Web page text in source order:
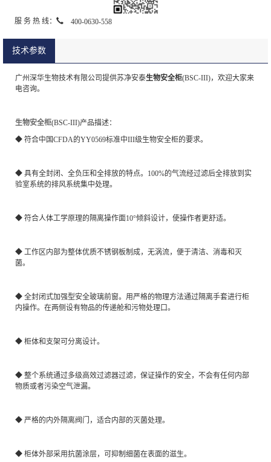
服 务 热 线： 400-0630-558
技术参数
广州深华生物技术有限公司提供苏净安泰生物安全柜(BSC-III)，欢迎大家来
电咨询。
生物安全柜(BSC-III)产品描述：
◆ 符合中国CFDA的YY0569标准中III级生物安全柜的要求。
◆ 具有全封闭、全负压和全排放的特点。100%的气流经过滤后全排放到实
验室系统的排风系统集中处理。
◆ 符合人体工学原理的隔离操作面10°倾斜设计，使操作者更舒适。
◆ 工作区内部为整体优质不锈钢板制成，无涡流，便于清洁、消毒和灭
菌。
◆ 全封闭式加强型安全玻璃前窗。用严格的物理方法通过隔离手套进行柜
内操作。在两侧设有物品的传递舱和污物处理口。
◆ 柜体和支架可分离设计。
◆ 整个系统通过多级高效过滤器过滤，保证操作的安全，不会有任何内部
物质或者污染空气泄漏。
◆ 严格的内外隔离阀门，适合内部的灭菌处理。
◆ 柜体外部采用抗菌涂层，可抑制细菌在表面的滋生。